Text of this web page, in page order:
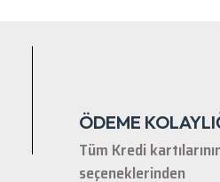
ÖDEME
Tüm Kredi
seçeneklerinden